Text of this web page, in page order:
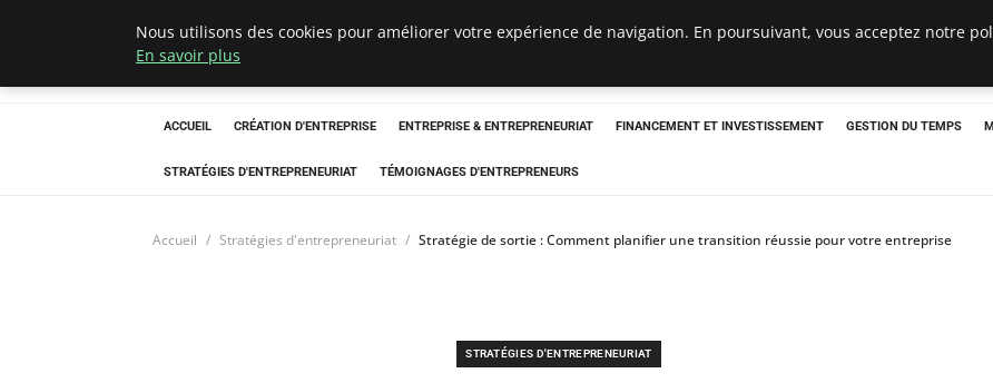
LECFCM
ACCUEIL CRÉATION D'ENTREPRISE ENTREPRISE & ENTREPRENEURIAT FINANCEMENT ET INVESTISSEMENT GESTION DU TEMPS
STRATÉGIES D'ENTREPRENEURIAT TÉMOIGNAGES D'ENTREPRENEURS
Accueil Stratégies d'entrepreneuriat Stratégie de sortie : Comment planifier une transition réussie pour votre entreprise
STRATÉGIES D'ENTREPRENEURIAT
Nous utilisons des cookies pour améliorer votre expérience de navigation. En poursuivant, vous acceptez notre
En savoir plus